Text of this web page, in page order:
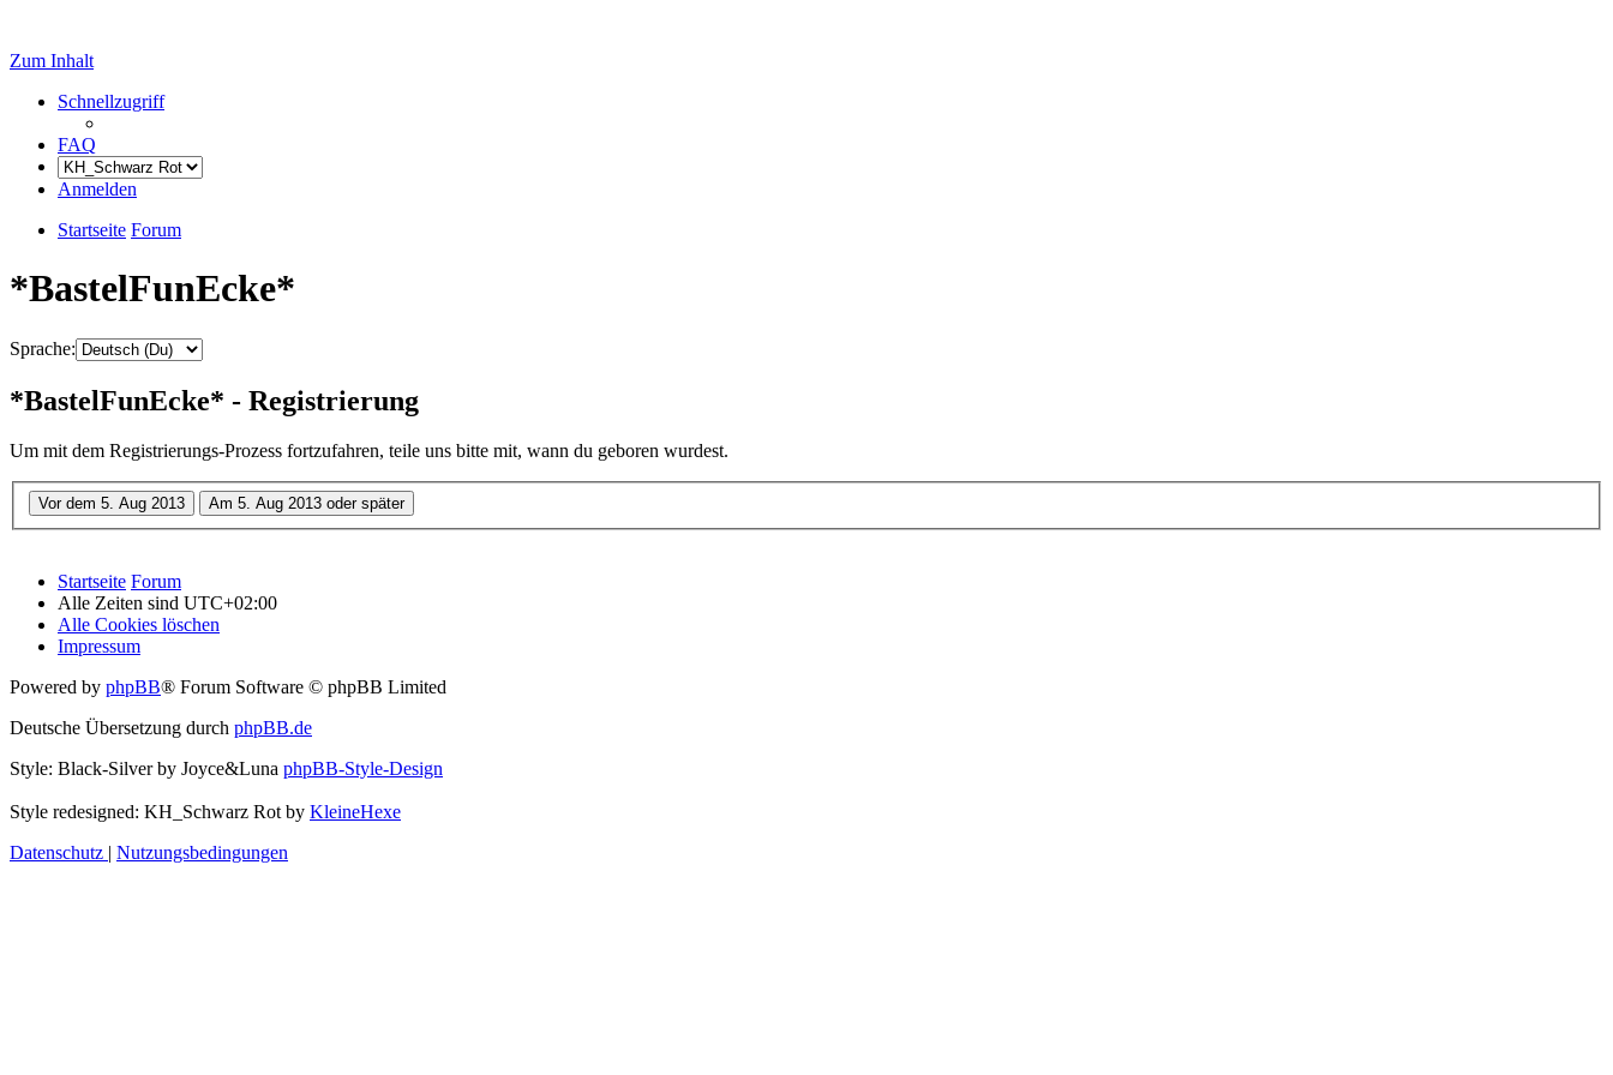
Zum Inhalt
Schnellzugriff
FAQ
Anmelden
Startseite Forum
*BastelFunEcke*
Sprache:
*BastelFunEcke* - Registrierung
Um mit dem Registrierungs-Prozess fortzufahren, teile uns bitte mit, wann du geboren wurdest.
Startseite Forum
Alle Zeiten sind UTC+02:00
Alle Cookies löschen
Impressum
Powered by phpBB® Forum Software © phpBB Limited
Deutsche Übersetzung durch phpBB.de
Style: Black-Silver by Joyce&Luna phpBB-Style-Design
Style redesigned: KH_Schwarz Rot by KleineHexe
Datenschutz | Nutzungsbedingungen